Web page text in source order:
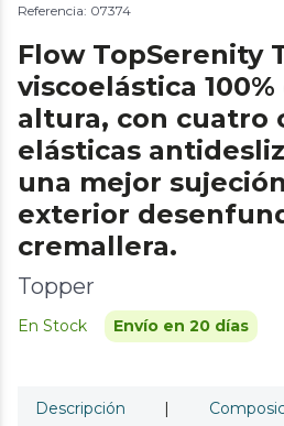
Referencia: 07374
Flow TopSerenity
viscoelástica
altura, con cuatro
elásticas
una mejor
exterior
cremallera.
Topper
En Stock Envío en 20 días
Descripción |